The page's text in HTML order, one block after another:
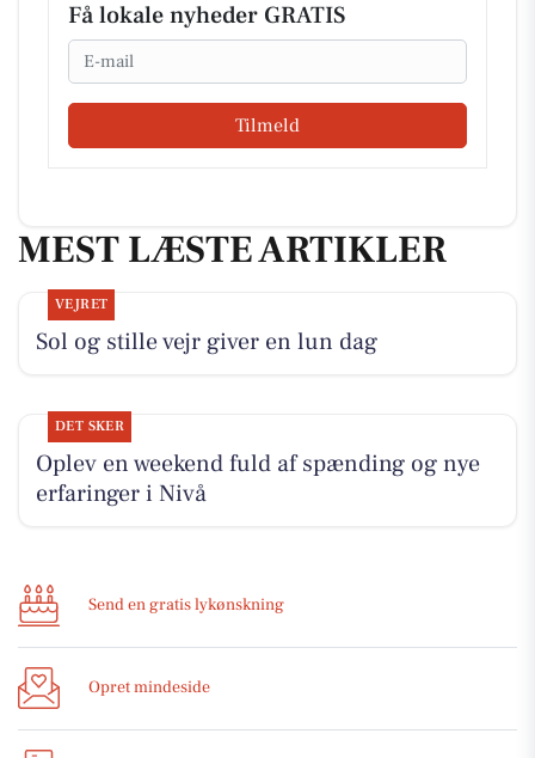
Få lokale nyheder GRATIS
Email
Tilmeld
MEST LÆSTE ARTIKLER
VEJRET
Sol og stille vejr giver en lun dag
DET SKER
Oplev en weekend fuld af spænding og nye
erfaringer i Nivå
Send en gratis lykønskning
Opret mindeside